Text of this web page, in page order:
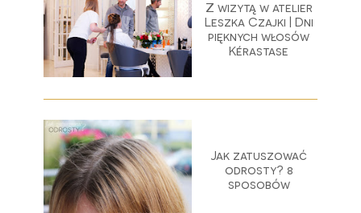
Z wizytą w atelier
Leszka Czajki | Dni
pięknych włosów
Kérastase
Jak zatuszować
odrosty? 8
sposobów